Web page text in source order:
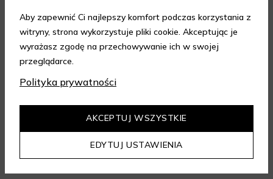
FORMY DOSTAWY
5.00
Aby zapewnić Ci najlepszy komfort podczas korzystania z
witryny, strona wykorzystuje pliki cookie. Akceptując je
wyrażasz zgodę na przechowywanie ich w swojej
przeglądarce.
Polityka prywatności
EDYTUJ USTAWIENIA
AKCEPTUJ WSZYSTKIE